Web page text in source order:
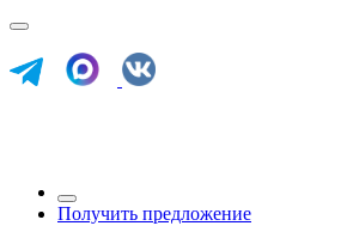
Получить предложение